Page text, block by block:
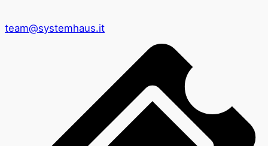
team@systemhaus.it